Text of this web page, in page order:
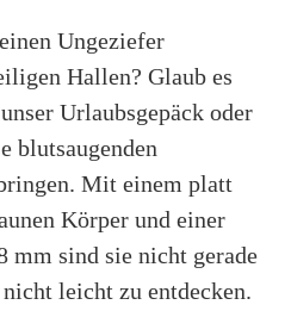
Ungeziefer
Hallen? Glaub es
Urlaubsgepäck oder
blutsaugenden
Mit einem platt
Körper und einer
mm sind sie nicht gerade
leicht zu entdecken.